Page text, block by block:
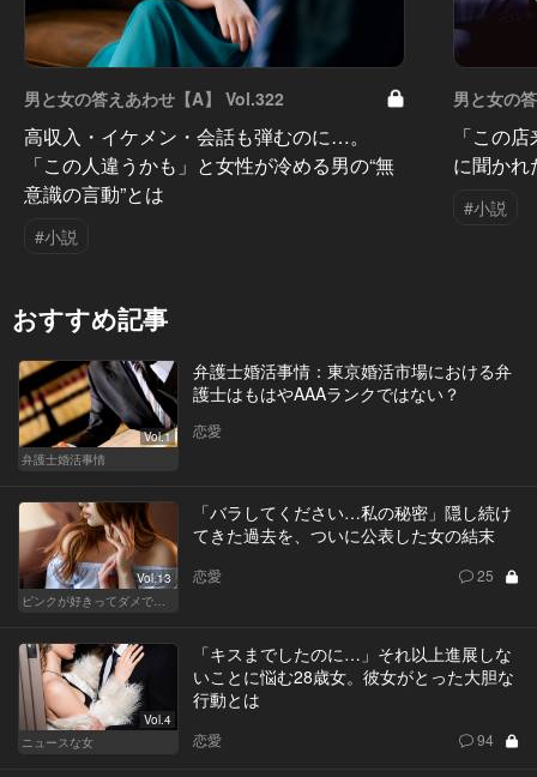
男と女の答えあわせ【A】 Vol.322
高収入・イケメン・会話も弾むのに…。
「この人違うかも」と女性が冷める男の“無
意識の言動”とは
#小説
男と女の
「この
に聞か
#小説
おすすめ記事
Vol.1
弁護士婚活事情
弁護士婚活事情：東京婚活市場における弁
護士はもはやAAAランクではない？
恋愛
Vol.13
ピンクが好きってダメですか？
「バラしてください…私の秘密」隠し続け
てきた過去を、ついに公表した女の結末
恋愛 25
Vol.4
ニュースな女
「キスまでしたのに…」それ以上進展しな
いことに悩む28歳女。彼女がとった大胆な
行動とは
恋愛 94